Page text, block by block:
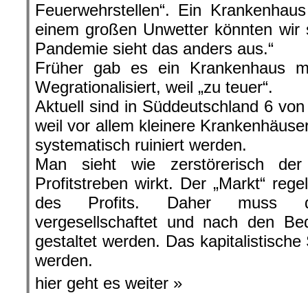
Feuerwehrstellen“. Ein
einem großen Unwetter könnten
Pandemie sieht das anders aus.“
Früher gab es ein Krankenhaus
Wegrationalisiert, weil „zu teuer“.
Aktuell sind in Süddeutschland 6
weil vor allem kleinere
systematisch ruiniert werden.
Man sieht wie zerstörerisch
Profitstreben wirkt. Der „Markt“
des Profits. Daher muss
vergesellschaftet und nach den
gestaltet werden. Das
werden.
hier geht es weiter »